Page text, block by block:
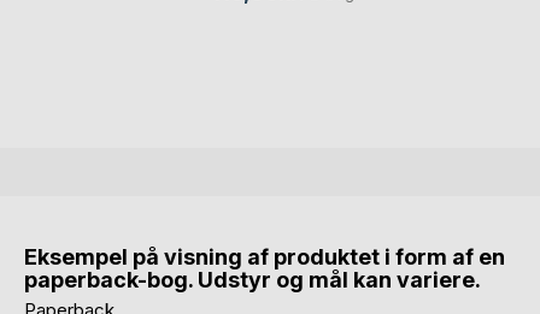
Eksempel på visning af produktet i form af en
paperback-bog. Udstyr og mål kan variere.